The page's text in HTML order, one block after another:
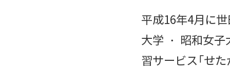
平成16年4月に
大学 ・ 昭和女子
習サービス「せ